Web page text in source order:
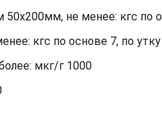
не менее: кгс по
кгс по основе 7, по утку
мкг/г 1000